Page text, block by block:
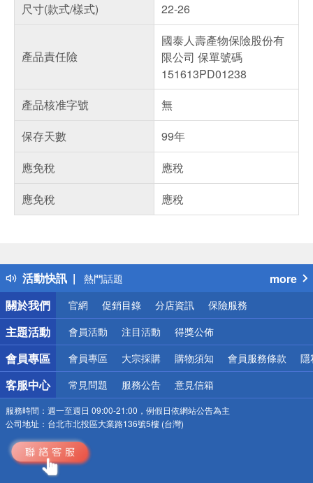
尺寸(款式/樣式)
22-26
產品責任險
國泰人壽產物保險股份有
限公司 保單號碼
151613PD01238
產品核准字號
無
保存天數
99年
應免稅
應稅
應免稅
應稅
活動快訊
得獎公告
熱門話題
銀行優惠
偏遠地區配送
詐騙網頁！請小心！
more
關於我們
官網 促銷目錄 分店資訊 保險服務
主題活動 會員活動 注目活動 得獎公佈
會員專區 會員專區 大宗採購 購物須知 會員服務條款 隱
客服中心 常見問題 服務公告 意見信箱
服務時間： 週一至週日 09:00-21:00，例假日依網站公告為主
公司地址： 台北市北投區大業路136號5樓 (台灣)